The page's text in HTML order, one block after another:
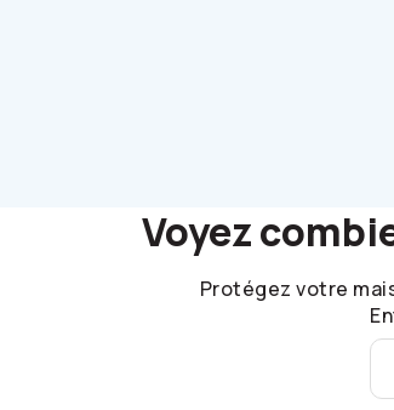
Voyez
Protégez votre